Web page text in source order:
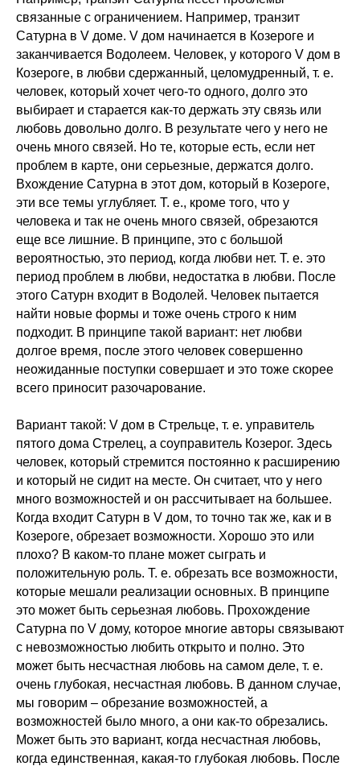
связанные с ограничением. Например, транзит
Сатурна в V доме. V дом начинается в Козероге и
заканчивается Водолеем. Человек, у которого V дом в
Козероге, в любви сдержанный, целомудренный, т. е.
человек, который хочет чего-то одного, долго это
выбирает и старается как-то держать эту связь или
любовь довольно долго. В результате чего у него не
очень много связей. Но те, которые есть, если нет
проблем в карте, они серьезные, держатся долго.
Вхождение Сатурна в этот дом, который в Козероге,
эти все темы углубляет. Т. е., кроме того, что у
человека и так не очень много связей, обрезаются
еще все лишние. В принципе, это с большой
вероятностью, это период, когда любви нет. Т. е. это
период проблем в любви, недостатка в любви. После
этого Сатурн входит в Водолей. Человек пытается
найти новые формы и тоже очень строго к ним
подходит. В принципе такой вариант: нет любви
долгое время, после этого человек совершенно
неожиданные поступки совершает и это тоже скорее
всего приносит разочарование.
Вариант такой: V дом в Стрельце, т. е. управитель
пятого дома Стрелец, а соуправитель Козерог. Здесь
человек, который стремится постоянно к расширению
и который не сидит на месте. Он считает, что у него
много возможностей и он рассчитывает на большее.
Когда входит Сатурн в V дом, то точно так же, как и в
Козероге, обрезает возможности. Хорошо это или
плохо? В каком-то плане может сыграть и
положительную роль. Т. е. обрезать все возможности,
которые мешали реализации основных. В принципе
это может быть серьезная любовь. Прохождение
Сатурна по V дому, которое многие авторы связывают
с невозможностью любить открыто и полно. Это
может быть несчастная любовь на самом деле, т. е.
очень глубокая, несчастная любовь. В данном случае,
мы говорим – обрезание возможностей, а
возможностей было много, а они как-то обрезались.
Может быть это вариант, когда несчастная любовь,
когда единственная, какая-то глубокая любовь. После